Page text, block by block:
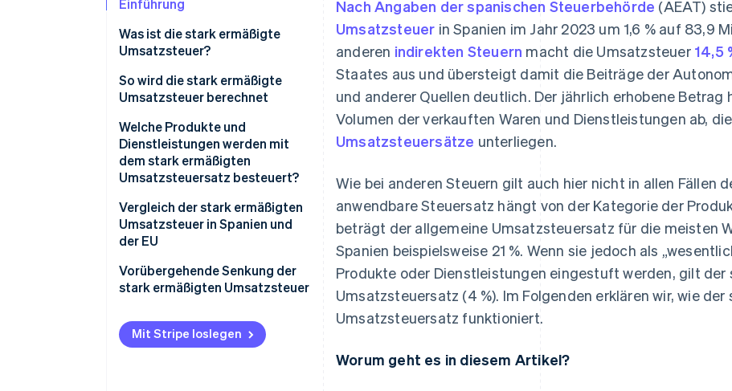
Einführung
Was ist die stark ermäßigte
Umsatzsteuer?
So wird die stark ermäßigte
Umsatzsteuer berechnet
Welche Produkte und
Dienstleistungen werden mit
dem stark ermäßigten
Umsatzsteuersatz besteuert?
Vergleich der stark ermäßigten
Umsatzsteuer in Spanien und
der EU
Vorübergehende Senkung der
stark ermäßigten Umsatzsteuer
Mit Stripe loslegen
Nach Angaben der spanischen Steuerbehörde (AEAT)
Umsatzsteuer in Spanien im Jahr 2023 um 1,6 % auf 83,9
anderen indirekten Steuern macht die Umsatzsteuer 14,5
Staates aus und übersteigt damit die Beiträge der
und anderer Quellen deutlich. Der jährlich erhobene Betrag
Volumen der verkauften Waren und Dienstleistungen ab,
Umsatzsteuersätze unterliegen.
Wie bei anderen Steuern gilt auch hier nicht in allen Fällen
anwendbare Steuersatz hängt von der Kategorie der
beträgt der allgemeine Umsatzsteuersatz für die meisten
Spanien beispielsweise 21 %. Wenn sie jedoch als
Produkte oder Dienstleistungen eingestuft werden, gilt
Umsatzsteuersatz (4 %). Im Folgenden erklären wir, wie
Umsatzsteuersatz funktioniert.
Worum geht es in diesem Artikel?